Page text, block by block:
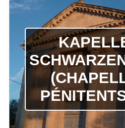
ÉNITENTS